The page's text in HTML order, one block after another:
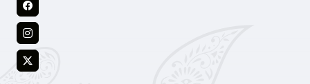
Facebook
Instagram
X